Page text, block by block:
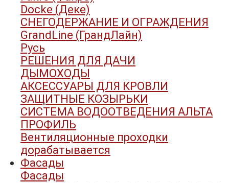
Docke (Деке)
СНЕГОДЕРЖАНИЕ И ОГРАЖДЕНИЯ
GrandLine (ГрандЛайн)
Русь
РЕШЕНИЯ ДЛЯ ДАЧИ
ДЫМОХОДЫ
АКСЕССУАРЫ ДЛЯ КРОВЛИ
ЗАЩИТНЫЕ КОЗЫРЬКИ
СИСТЕМА ВОДООТВЕДЕНИЯ АЛЬТА
ПРОФИЛЬ
Вентиляционные проходки
дорабатывается
Фасады
Фасады